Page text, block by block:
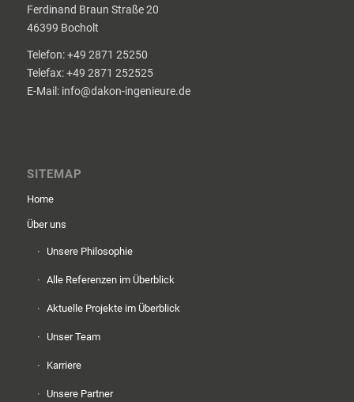
Ferdinand Braun Straße 20
46399 Bocholt
Telefon: +49 2871 25250
Telefax: +49 2871 252525
E-Mail: info@dakon-ingenieure.de
SITEMAP
Home
Über uns
Unsere Philosophie
Alle Referenzen im Überblick
Aktuelle Projekte im Überblick
Unser Team
Karriere
Unsere Partner